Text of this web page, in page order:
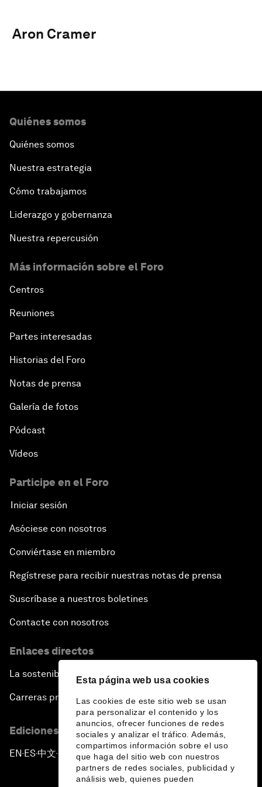
Esta página web usa cookies
Las cookies de este sitio web se usan
para personalizar el contenido y los
anuncios, ofrecer funciones de redes
sociales y analizar el tráfico. Además,
compartimos información sobre el uso
que haga del sitio web con nuestros
partners de redes sociales, publicidad y
análisis web, quienes pueden
Aron Cramer
Quiénes somos
Quiénes somos
Nuestra estrategia
Cómo trabajamos
Liderazgo y gobernanza
Nuestra repercusión
Más información sobre el Foro
Centros
Reuniones
Partes interesadas
Historias del Foro
Notas de prensa
Galería de fotos
Pódcast
Vídeos
Participe en el Foro
Iniciar sesión
Asóciese con nosotros
Conviértase en miembro
Regístrese para recibir nuestras notas de prensa
Suscríbase a nuestros boletines
Contacte con nosotros
Enlaces directos
La sostenibilidad en el Foro
Carreras profesionales
Ediciones en otros idiomas
EN ▪ES▪中文▪ 日本語